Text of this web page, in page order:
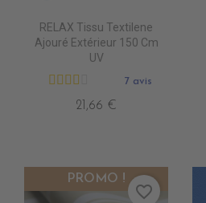
RELAX Tissu Textilene
Ajouré Extérieur 150 Cm
UV
7 avis
21,66 €
PROMO !
favorite_border